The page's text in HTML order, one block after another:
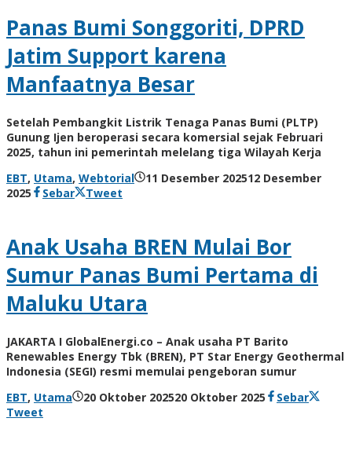
Panas Bumi Songgoriti, DPRD
Jatim Support karena
Manfaatnya Besar
Setelah Pembangkit Listrik Tenaga Panas Bumi (PLTP)
Gunung Ijen beroperasi secara komersial sejak Februari
2025, tahun ini pemerintah melelang tiga Wilayah Kerja
EBT, Utama, Webtorial 11 Desember 202512 Desember
2025 olehSebar Tweet
Anak Usaha BREN Mulai Bor
Sumur Panas Bumi Pertama di
Maluku Utara
JAKARTA I GlobalEnergi.co – Anak usaha PT Barito
Renewables Energy Tbk (BREN), PT Star Energy Geothermal
Indonesia (SEGI) resmi memulai pengeboran sumur
EBT, Utama 20 Oktober 202520 Oktober 2025 olehSebar
Tweet